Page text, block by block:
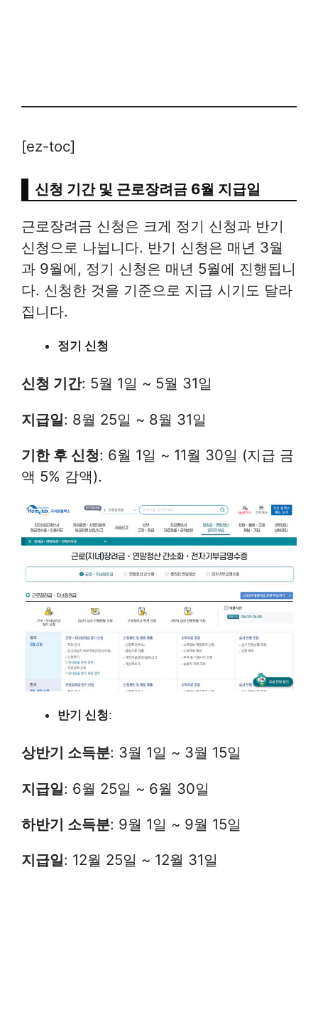
[ez-toc]
신청 기간 및 근로장려금 6월 지급일
근로장려금 신청은 크게 정기 신청과 반기
신청으로 나뉩니다. 반기 신청은 매년 3월
과 9월에, 정기 신청은 매년 5월에 진행됩니
다. 신청한 것을 기준으로 지급 시기도 달라
집니다.
정기 신청
신청 기간: 5월 1일 ~ 5월 31일
지급일: 8월 25일 ~ 8월 31일
기한 후 신청: 6월 1일 ~ 11월 30일 (지급 금
액 5% 감액).
반기 신청:
상반기 소득분: 3월 1일 ~ 3월 15일
지급일: 6월 25일 ~ 6월 30일
하반기 소득분: 9월 1일 ~ 9월 15일
지급일: 12월 25일 ~ 12월 31일